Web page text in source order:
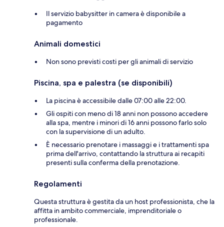
Il servizio babysitter in camera è disponibile a
pagamento
Animali domestici
Non sono previsti costi per gli animali di servizio
Piscina, spa e palestra (se disponibili)
La piscina è accessibile dalle 07:00 alle 22:00.
Gli ospiti con meno di 18 anni non possono accedere
alla spa, mentre i minori di 16 anni possono farlo solo
con la supervisione di un adulto.
È necessario prenotare i massaggi e i trattamenti spa
prima dell'arrivo, contattando la struttura ai recapiti
presenti sulla conferma della prenotazione.
Regolamenti
Questa struttura è gestita da un host professionista, che la
affitta in ambito commerciale, imprenditoriale o
professionale.